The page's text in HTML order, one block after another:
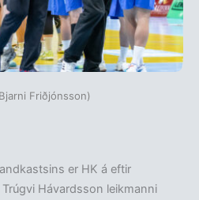
Friðjónsson)
er HK á eftir
Hávardsson leikmanni